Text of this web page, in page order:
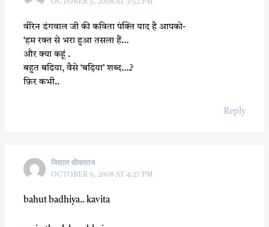
OCTOBER 5, 2008 AT 3:52 PM
वीरेन डंगवाल जी की कविता पंक्ति याद है आपको-
‘हम रक्त से भरा हुआ तसला हैं…
और क्या कहूं .
बहुत बढिया, वैसे ‘बढ़िया’ शब्द….?
फ़िर कभी..
Reply
विशाल श्रीवास्तव
OCTOBER 5, 2008 AT 4:27 PM
bahut badhiya.. kavita